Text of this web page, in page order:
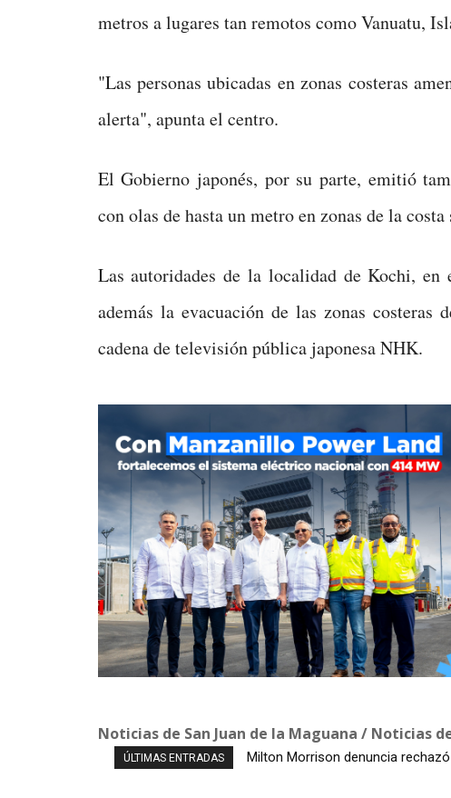
metros a lugares tan remotos como Vanuatu,
"Las personas ubicadas en zonas costeras
alerta", apunta el centro.
El Gobierno japonés, por su parte, emitió
con olas de hasta un metro en zonas de la
Las autoridades de la localidad de Kochi, en
además la evacuación de las zonas costeras
cadena de televisión pública japonesa NHK.
Noticias de San Juan de la Maguana / Noticias
ÚLTIMAS ENTRADAS
Autobús con explosivos es